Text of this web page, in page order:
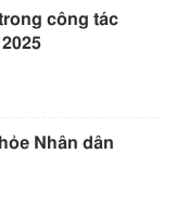
công tác
Nhân dân